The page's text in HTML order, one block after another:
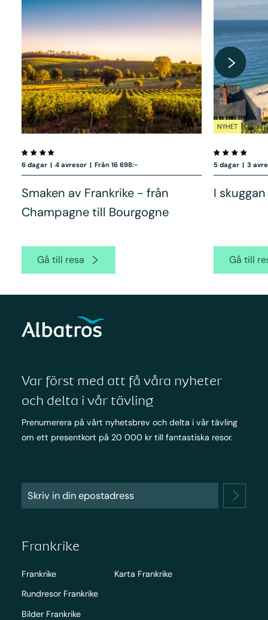
6 dagar | 4 avresor | Från 16 698:-
Smaken av Frankrike - från
Champagne till Bourgogne
Gå till resa
NYHET
5 dagar | 3
I
Gå till
Var först med att få våra nyheter
och delta i vår tävling
Prenumerera på vårt nyhetsbrev och delta i vår tävling
om ett presentkort på 20 000 kr till fantastiska resor.
Frankrike
Frankrike
Rundresor Frankrike
Bilder Frankrike
Karta Frankrike